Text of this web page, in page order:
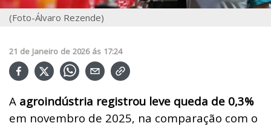
(Foto-Álvaro Rezende)
21 de Janeiro de 2026 ás 17:24
A agroindústria registrou leve queda de 0,3%
em novembro de 2025, na comparação com o